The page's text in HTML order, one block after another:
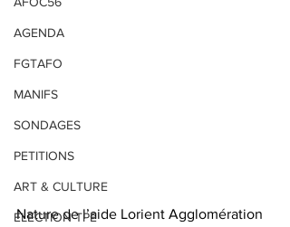
AGENDA
FGTAFO
MANIFS
SONDAGES
PETITIONS
ART & CULTURE
ELECTION TPE
Nature de l’aide Lorient Agglomération